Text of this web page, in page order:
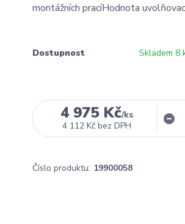
montážních pracíHodnota
Dostupnost Skladem 8
4 975 Kč/ks
4 112 Kč bez DPH
Číslo produktu: 19900058